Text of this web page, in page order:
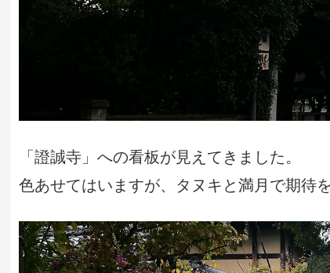
「證誠寺」への看板が見えてきました。
色あせてはいますが、タヌキと満月で期待